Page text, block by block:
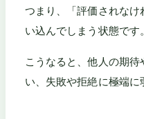
つまり、「評価されな
い込んでしまう状態です。
こうなると、他人の期
い、失敗や拒絶に極端に